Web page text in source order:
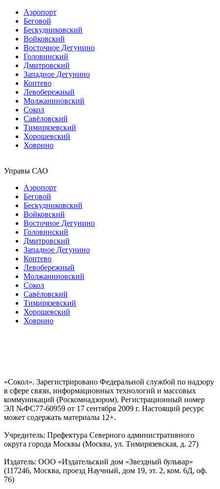
Аэропорт
Беговой
Бескудниковский
Войковский
Восточное Дегунино
Головинский
Дмитровский
Западное Дегунино
Коптево
Левобережный
Молжаниновский
Сокол
Савёловский
Тимирязевский
Хорошевский
Ховрино
Управы САО
Аэропорт
Беговой
Бескудниковский
Войковский
Восточное Дегунино
Головинский
Дмитровский
Западное Дегунино
Коптево
Левобережный
Молжаниновский
Сокол
Савёловский
Тимирязевский
Хорошевский
Ховрино
«Сокол». Зарегистрировано Федеральной службой по надзору
в сфере связи, информационных технологий и массовых
коммуникаций (Роскомнадзором). Регистрационный номер
ЭЛ №ФС77-60959 от 17 сентября 2009 г. Настоящий ресурс
может содержать материалы 12+.
Учредитель: Префектура Северного административного
округа города Москвы (Москва, ул. Тимирязевская, д. 27)
Издатель: ООО «Издательский дом «Звездный бульвар»
(117246, Москва, проезд Научный, дом 19, эт. 2, ком. 6Д, оф.
76)